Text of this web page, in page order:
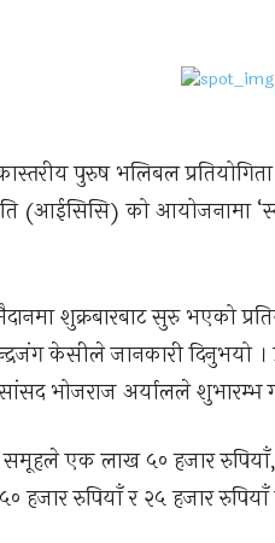
पुरुष भलिबल
(आईसिसि) को आयोजनामा
शुक्रबारबाट सुरु भएको
केसीले जानकारी दिनुभयो ।
भोजराज अर्यालले शुभारम्भ
समूहले एक लाख ५० हजार
रुपियाँ र २५ हजार रुपियाँ